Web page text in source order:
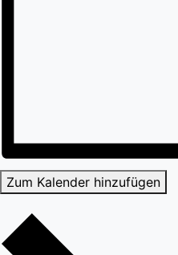
Zum Kalender hinzufügen